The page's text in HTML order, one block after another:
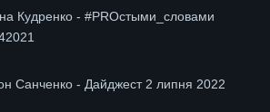
Кудренко - #PROстыми_словами
Санченко - Дайджест 2 липня 2022